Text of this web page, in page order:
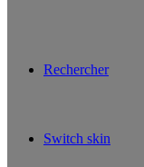
Rechercher
Switch skin